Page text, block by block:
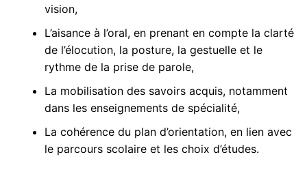
vision,
L’aisance à l’oral, en prenant en compte la clarté
de l’élocution, la posture, la gestuelle et le
rythme de la prise de parole,
La mobilisation des savoirs acquis, notamment
dans les enseignements de spécialité,
La cohérence du plan d’orientation, en lien avec
le parcours scolaire et les choix d’études.